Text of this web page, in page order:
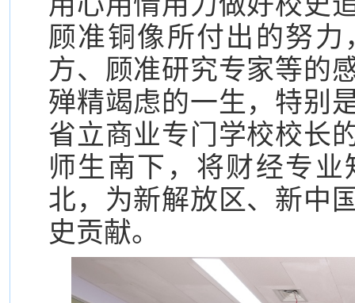
顾准铜像所付出的努
方、顾准研究专家等的
殚精竭虑的一生，特别
省立商业专门学校校长
师生南下，将财经专
北，为新解放区、新中
史贡献。